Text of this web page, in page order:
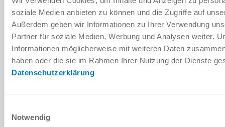
soziale Medien anbieten zu können und die Zugriffe auf
Außerdem geben wir Informationen zu Ihrer Verwendung
Partner für soziale Medien, Werbung und Analysen weiter.
Informationen möglicherweise mit weiteren Daten
haben oder die sie im Rahmen Ihrer Nutzung der Dienste
Datenschutzerklärung
Notwendig